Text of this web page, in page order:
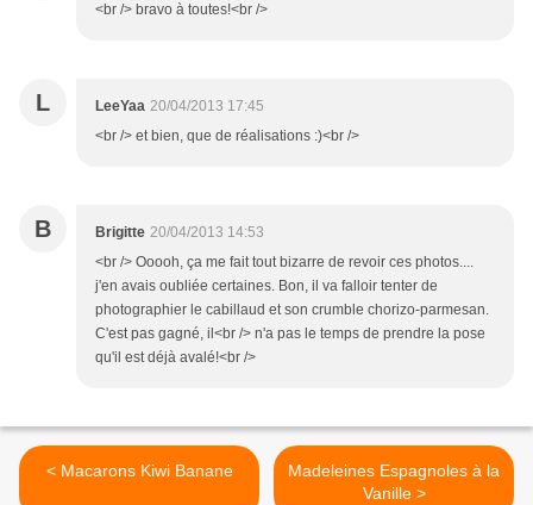
<br /> bravo à toutes!<br />
L LeeYaa 20/04/2013 17:45
<br /> et bien, que de réalisations :)<br />
B Brigitte 20/04/2013 14:53
<br /> Ooooh, ça me fait tout bizarre de revoir ces photos....
j'en avais oubliée certaines. Bon, il va falloir tenter de
photographier le cabillaud et son crumble chorizo-parmesan.
C'est pas gagné, il<br /> n'a pas le temps de prendre la pose
qu'il est déjà avalé!<br />
< Macarons Kiwi Banane
Madeleines Espagnoles à la
Vanille >